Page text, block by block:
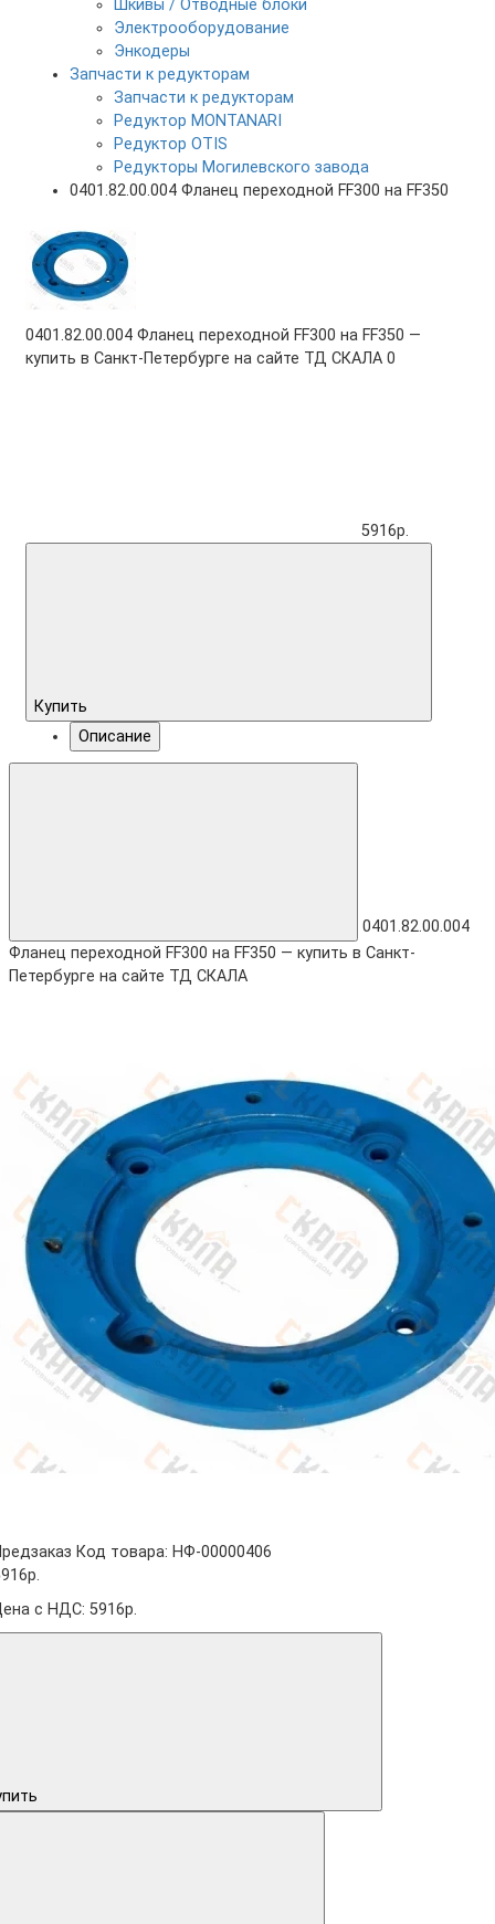
Шкивы / Отводные блоки
Электрооборудование
Энкодеры
Запчасти к редукторам
Запчасти к редукторам
Редуктор MONTANARI
Редуктор OTIS
Редукторы Могилевского завода
0401.82.00.004 Фланец переходной FF300 на FF350
0401.82.00.004 Фланец переходной FF300 на FF350 —
купить в Санкт-Петербурге на сайте ТД СКАЛА 0
5916р.
Купить
Описание
0401.82.00.004
Фланец переходной FF300 на FF350 — купить в Санкт-
Петербурге на сайте ТД СКАЛА
Код товара: НФ-00000406
с НДС: 5916р.